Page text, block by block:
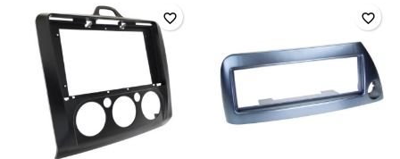
favorite_border favorite_border